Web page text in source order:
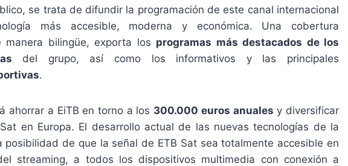
se trata de difundir la programación de este canal internacional
más accesible, moderna y económica. Una cobertura
manera bilingüe, exporta los programas más destacados de los
del grupo, así como los informativos y las principales
.
ahorrar a EiTB en torno a los 300.000 euros anuales y diversificar
en Europa. El desarrollo actual de las nuevas tecnologías de la
posibilidad de que la señal de ETB Sat sea totalmente accesible en
streaming, a todos los dispositivos multimedia con conexión a